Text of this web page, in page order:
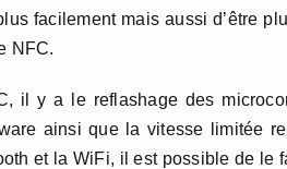
facilement mais aussi d’être
NFC.
il y a le reflashage des
ainsi que la vitesse limitée
et la WiFi, il est possible de le